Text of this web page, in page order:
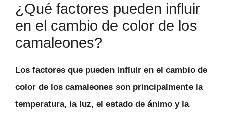
¿Qué factores pueden influir
en el cambio de color de los
camaleones?
Los factores que pueden influir en el cambio de
color de los camaleones son principalmente la
temperatura, la luz, el estado de ánimo y la